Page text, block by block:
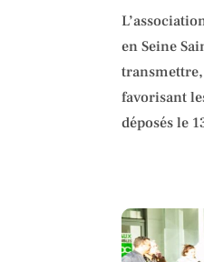
en Seine
favorisant
déposés le